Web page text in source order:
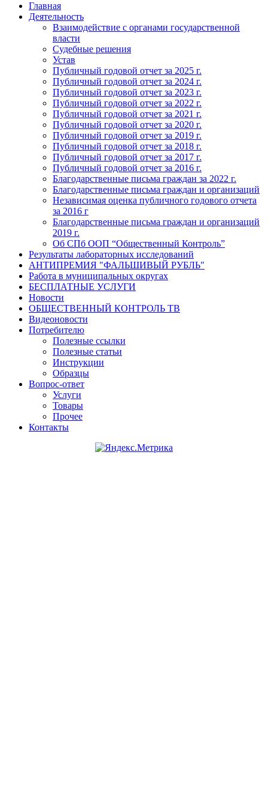
Главная
Деятельность
Взаимодействие с органами государственной
власти
Судебные решения
Устав
Публичный годовой отчет за 2025 г.
Публичный годовой отчет за 2024 г.
Публичный годовой отчет за 2023 г.
Публичный годовой отчет за 2022 г.
Публичный годовой отчет за 2021 г.
Публичный годовой отчет за 2020 г.
Публичный годовой отчет за 2019 г.
Публичный годовой отчет за 2018 г.
Публичный годовой отчет за 2017 г.
Публичный годовой отчет за 2016 г.
Благодарственные письма граждан за 2022 г.
Благодарственные письма граждан и организаций
Независимая оценка публичного годового отчета
за 2016 г
Благодарственные письма граждан и организаций
2019 г.
Об СПб ООП “Общественный Контроль”
Результаты лабораторных исследований
АНТИПРЕМИЯ "ФАЛЬШИВЫЙ РУБЛЬ"
Работа в муниципальных округах
БЕСПЛАТНЫЕ УСЛУГИ
Новости
ОБЩЕСТВЕННЫЙ КОНТРОЛЬ ТВ
Видеоновости
Потребителю
Полезные ссылки
Полезные статьи
Инструкции
Образцы
Вопрос-ответ
Услуги
Товары
Прочее
Контакты